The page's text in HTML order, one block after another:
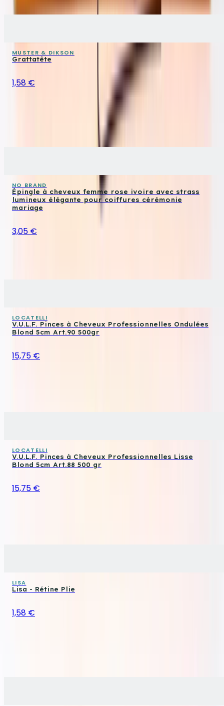
MUSTER & DIKSON
Grattatête
1,58 €
NO BRAND
Épingle à cheveux femme rose ivoire avec strass
lumineux élégante pour coiffures cérémonie
mariage
3,05 €
LOCATELLI
V.U.L.F. Pinces à Cheveux Professionnelles Ondulées
Blond 5cm Art.90 500gr
15,75 €
LOCATELLI
V.U.L.F. Pinces à Cheveux Professionnelles Lisse
Blond 5cm Art.88 500 gr
15,75 €
LISA
Lisa - Rétine Plie
1,58 €